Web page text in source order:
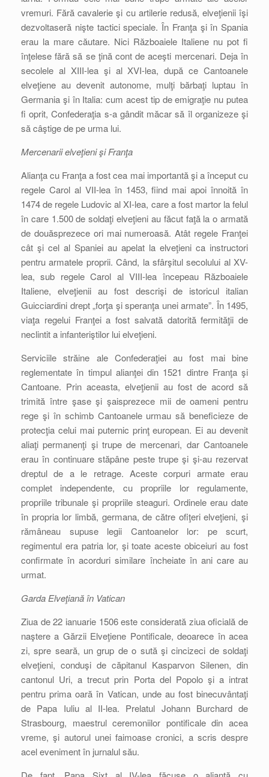
vremuri. Fără cavalerie şi cu artilerie redusă, elveţienii îşi
dezvoltaseră nişte tactici speciale. În Franţa şi în Spania
erau la mare căutare. Nici Războaiele Italiene nu pot fi
înţelese fără să se ţină cont de aceşti mercenari. Deja în
secolele al XIII-lea şi al XVI-lea, după ce Cantoanele
elveţiene au devenit autonome, mulţi bărbaţi luptau în
Germania şi în Italia: cum acest tip de emigraţie nu putea
fi oprit, Confederaţia s-a gândit măcar să îl organizeze şi
să câştige de pe urma lui.
Mercenarii elveţieni şi Franţa
Alianţa cu Franţa a fost cea mai importantă şi a început cu
regele Carol al VII-lea în 1453, fiind mai apoi înnoită în
1474 de regele Ludovic al XI-lea, care a fost martor la felul
în care 1.500 de soldaţi elveţieni au făcut faţă la o armată
de douăsprezece ori mai numeroasă. Atât regele Franţei
cât şi cel al Spaniei au apelat la elveţieni ca instructori
pentru armatele proprii. Când, la sfârşitul secolului al XV-
lea, sub regele Carol al VIII-lea începeau Războaiele
Italiene, elveţienii au fost descrişi de istoricul italian
Guicciardini drept „forţa şi speranţa unei armate”. În 1495,
viaţa regelui Franţei a fost salvată datorită fermităţii de
neclintit a infanteriştilor lui elveţieni.
Serviciile străine ale Confederaţiei au fost mai bine
reglementate în timpul alianţei din 1521 dintre Franţa şi
Cantoane. Prin aceasta, elveţienii au fost de acord să
trimită între şase şi şaisprezece mii de oameni pentru
rege şi în schimb Cantoanele urmau să beneficieze de
protecţia celui mai puternic prinţ european. Ei au devenit
aliaţi permanenţi şi trupe de mercenari, dar Cantoanele
erau în continuare stăpâne peste trupe şi şi-au rezervat
dreptul de a le retrage. Aceste corpuri armate erau
complet independente, cu propriile lor regulamente,
propriile tribunale şi propriile steaguri. Ordinele erau date
în propria lor limbă, germana, de către ofiţeri elveţieni, şi
rămâneau supuse legii Cantoanelor lor: pe scurt,
regimentul era patria lor, şi toate aceste obiceiuri au fost
confirmate în acorduri similare încheiate în ani care au
urmat.
Garda Elveţiană în Vatican
Ziua de 22 ianuarie 1506 este considerată ziua oficială de
naştere a Gărzii Elveţiene Pontificale, deoarece în acea
zi, spre seară, un grup de o sută şi cincizeci de soldaţi
elveţieni, conduşi de căpitanul Kasparvon Silenen, din
cantonul Uri, a trecut prin Porta del Popolo şi a intrat
pentru prima oară în Vatican, unde au fost binecuvântaţi
de Papa Iuliu al II-lea. Prelatul Johann Burchard de
Strasbourg, maestrul ceremoniilor pontificale din acea
vreme, şi autorul unei faimoase cronici, a scris despre
acel eveniment în jurnalul său.